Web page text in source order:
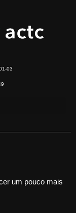
03
um pouco mais